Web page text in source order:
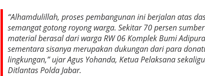
“Alhamdulillah, proses pembangunan ini berjalan atas
semangat gotong royong warga. Sekitar 70 persen
material berasal dari warga RW 06 Komplek Bumi
sementara sisanya merupakan dukungan dari para
lingkungan,” ujar Agus Yohanda, Ketua Pelaksana
Ditlantas Polda Jabar.